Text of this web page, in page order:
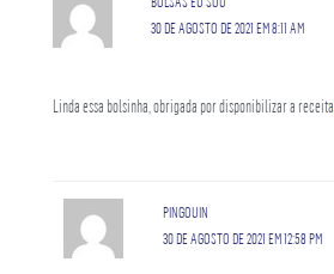
30 DE AGOSTO DE 2021 EM 8:11 AM
Linda essa bolsinha, obrigada por disponibilizar a receita
PINGOUIN
30 DE AGOSTO DE 2021 EM 12:58 PM